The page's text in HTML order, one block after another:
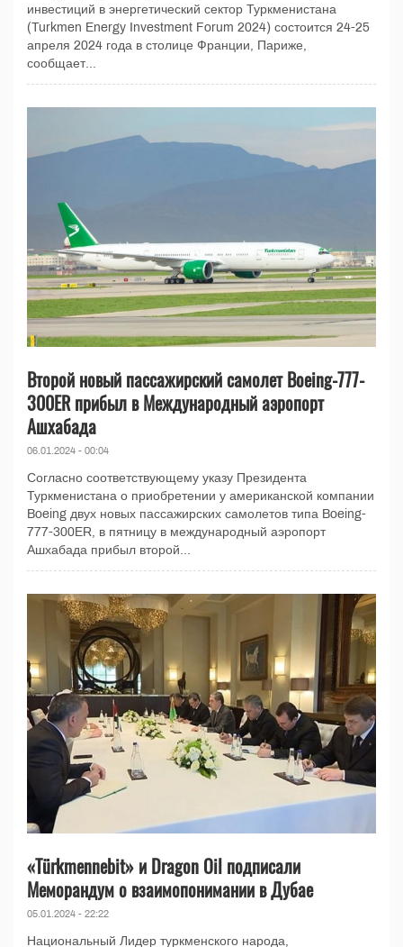
инвестиций в энергетический сектор Туркменистана
(Turkmen Energy Investment Forum 2024) состоится 24-25
апреля 2024 года в столице Франции, Париже,
сообщает...
Второй новый пассажирский самолет Boeing-777-
300ER прибыл в Международный аэропорт
Ашхабада
06.01.2024 - 00:04
Согласно соответствующему указу Президента
Туркменистана о приобретении у американской компании
Boeing двух новых пассажирских самолетов типа Boeing-
777-300ER, в пятницу в международный аэропорт
Ашхабада прибыл второй...
«Türkmennebit» и Dragon Oil подписали
Меморандум о взаимопонимании в Дубае
05.01.2024 - 22:22
Национальный Лидер туркменского народа,